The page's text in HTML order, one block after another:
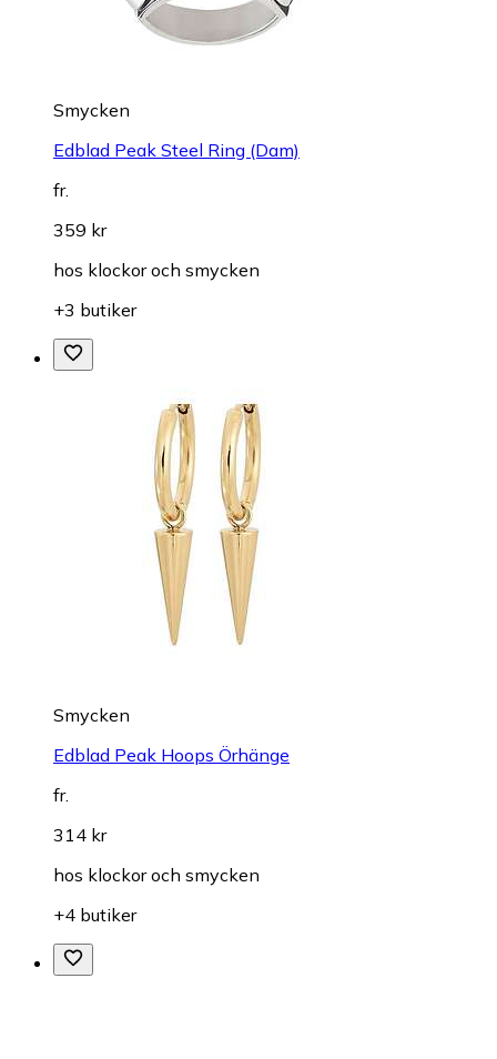
Smycken
Edblad Peak Steel Ring (Dam)
fr.
359 kr
hos klockor och smycken
+3 butiker
Smycken
Edblad Peak Hoops Örhänge
fr.
314 kr
hos klockor och smycken
+4 butiker